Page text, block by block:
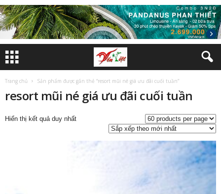
Trang chủ Sản phẩm được gắn thẻ “resort mũi né giá ưu đãi cuối tuần”
resort mũi né giá ưu đãi cuối tuần
Hiển thị kết quả duy nhất